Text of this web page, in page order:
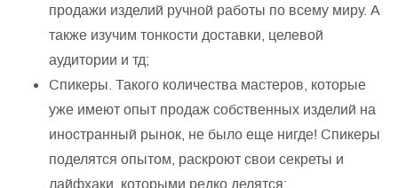
продажи изделий ручной работы по всему миру. А
также изучим тонкости доставки, целевой
аудитории и тд;
Спикеры. Такого количества мастеров, которые
уже имеют опыт продаж собственных изделий на
иностранный рынок, не было еще нигде! Спикеры
поделятся опытом, раскроют свои секреты и
лайфхаки, которыми редко делятся;